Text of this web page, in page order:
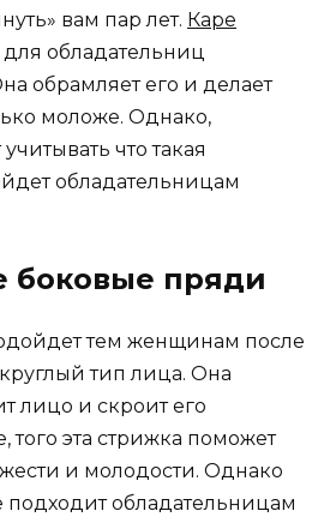
вам пар лет. Каре
обладательниц
обрамляет его и делает
моложе. Однако,
что такая
обладательницам
боковые пряди
тем женщинам после
тип лица. Она
лицо и скроит его
того эта стрижка поможет
и молодости. Однако
подходит обладательницам